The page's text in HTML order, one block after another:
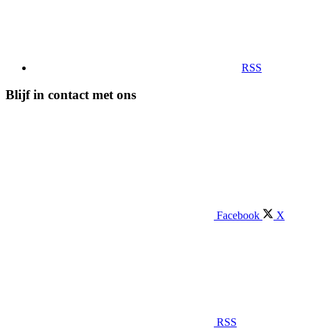
RSS
Blijf in contact met ons
Facebook X
RSS